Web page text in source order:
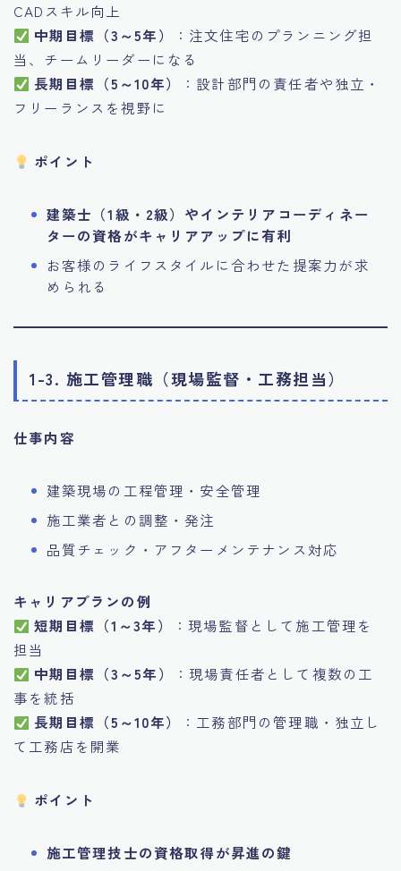
CADスキル向上
中期目標（3～5年）
：注文住宅のプランニング担
当、チームリーダーになる
長期目標（5～10年）
：設計部門の責任者や独立・
フリーランスを視野に
ポイント
建築士（1級・2級）やインテリアコーディネー
ターの資格がキャリアアップに有利
お客様のライフスタイルに合わせた提案力が求
められる
1-3. 施工管理職（現場監督・工務担当）
仕事内容
建築現場の工程管理・安全管理
施工業者との調整・発注
品質チェック・アフターメンテナンス対応
キャリアプランの例
短期目標（1～3年）
：現場監督として施工管理を
担当
中期目標（3～5年）
：現場責任者として複数の工
事を統括
長期目標（5～10年）
：工務部門の管理職・独立し
て工務店を開業
ポイント
施工管理技士の資格取得が昇進の鍵